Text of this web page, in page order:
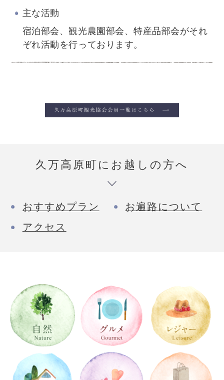
主な活動
宿泊部会、観光農園部会、特産品部会がそれ
ぞれ活動を行っております。
久万高原町にお越しの方へ
おすすめプラン
お遍路について
アクセス